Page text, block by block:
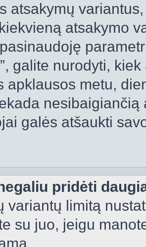
atsakymų
atsakymo
galite nurodyti,
apklausos metu,
galės atšaukti
pridėti
variantų limitą
su juo, jeigu